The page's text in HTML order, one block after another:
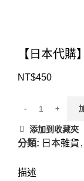
【日本代購
NT$450
添加到收藏夾
分類: 日本雜貨 ,
描述